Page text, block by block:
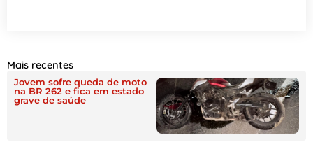
Mais recentes
Jovem sofre queda de moto
na BR 262 e fica em estado
grave de saúde